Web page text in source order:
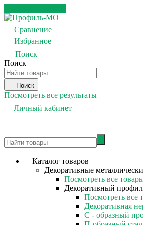
Сравнение
Избранное
Поиск
Поиск
Поиск
Посмотреть все результаты
Личный кабинет
Каталог товаров
Декоративные
Посмотреть все
Декоративный
Посмотреть все
Декоративная
С - образный